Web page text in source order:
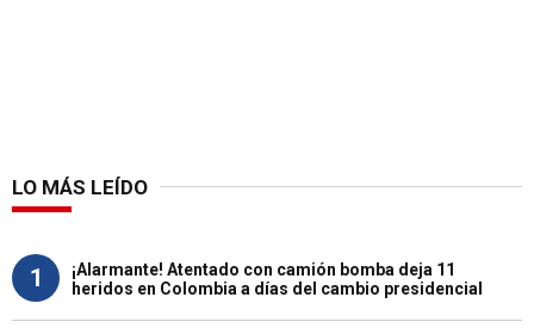
LO MÁS LEÍDO
1
¡Alarmante! Atentado con camión bomba deja 11
heridos en Colombia a días del cambio presidencial